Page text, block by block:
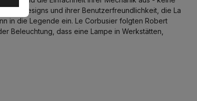
Designs und ihrer Benutzerfreundlichkeit, die La
in die Legende ein. Le Corbusier folgten Robert
Beleuchtung, dass eine Lampe in Werkstätten,